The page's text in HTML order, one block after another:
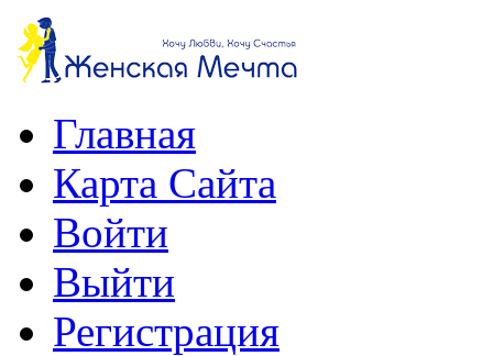
Главная
Карта Сайта
Войти
Выйти
Регистрация